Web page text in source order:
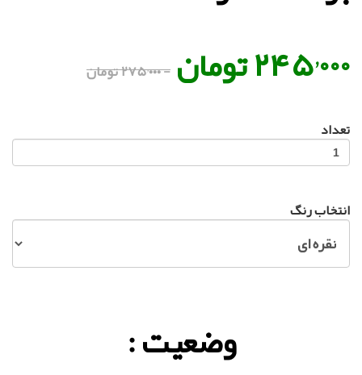
۲۴۵٬۰۰۰ تومان
- ۲۷۵٬۰۰۰ تومان
تعداد
انتخاب رنگ
وضعیت :